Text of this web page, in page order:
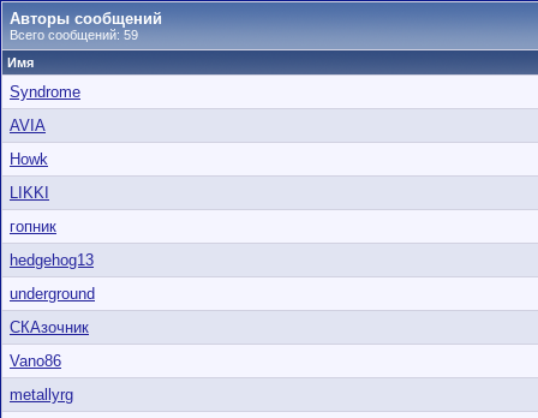
Авторы сообщений
Всего сообщений: 59
Имя
Syndrome
AVIA
Howk
LIKKI
гопник
hedgehog13
underground
СКАзочник
Vano86
metallyrg